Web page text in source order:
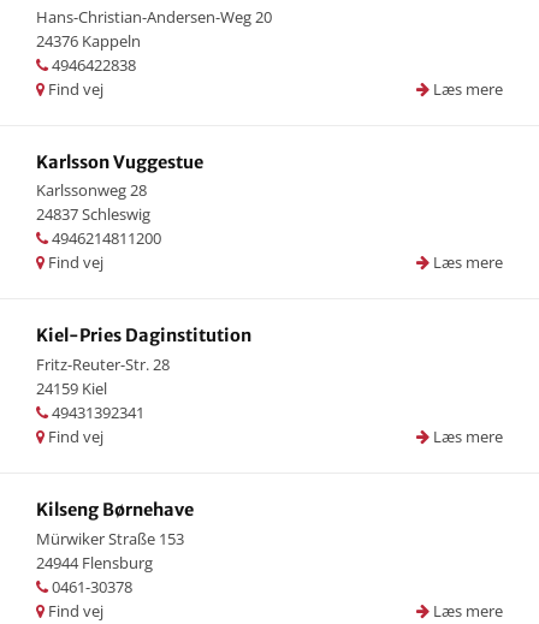
Hans-Christian-Andersen-Weg 20
24376 Kappeln
4946422838
Læs mere
Find vej
Karlsson Vuggestue
Karlssonweg 28
24837 Schleswig
4946214811200
Læs mere
Find vej
Kiel-Pries Daginstitution
Fritz-Reuter-Str. 28
24159 Kiel
49431392341
Læs mere
Find vej
Kilseng Børnehave
Mürwiker Straße 153
24944 Flensburg
0461-30378
Læs mere
Find vej